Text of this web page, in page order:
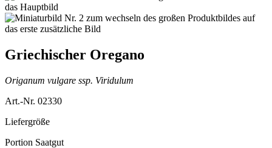
Griechischer Oregano
Origanum vulgare ssp. Viridulum
Art.-Nr. 02330
Liefergröße
Portion Saatgut